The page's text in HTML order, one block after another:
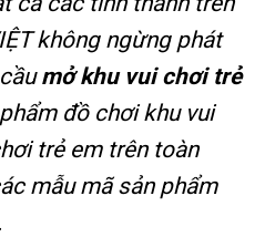
không ngừng phát
mở khu vui chơi trẻ
đồ chơi khu vui
trẻ em trên toàn
mẫu mã sản phẩm